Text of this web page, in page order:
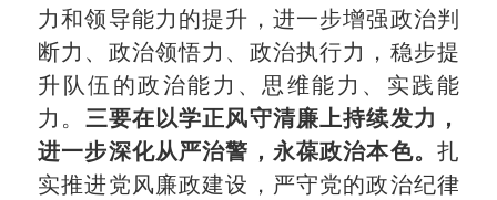
力和领导能力的提升，进一步增强政治判
断力、政治领悟力、政治执行力，稳步提
升队伍的政治能力、思维能力、实践能
力。 三要在以学正风守清廉上持续发力，
进一步深化从严治警，永葆政治本色。 扎
实推进党风廉政建设，严守党的政治纪律